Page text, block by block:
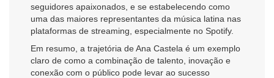
seguidores apaixonados, e se estabelecendo como
uma das maiores representantes da música latina nas
plataformas de streaming, especialmente no Spotify.
Em resumo, a trajetória de Ana Castela é um exemplo
claro de como a combinação de talento, inovação e
conexão com o público pode levar ao sucesso